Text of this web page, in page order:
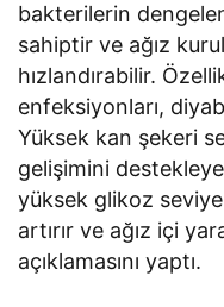
bakterilerin
sahiptir ve ağız
hızlandırabilir.
enfeksiyonları,
Yüksek kan şekeri
gelişimini
yüksek glikoz
artırır ve ağız içi
açıklamasını yaptı.